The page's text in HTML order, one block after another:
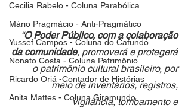
Cecilia Rabelo - Coluna Parabólica
Mário Pragmácio - Anti-Pragmático
Yussef Campos - Coluna do Cafundó
Nonato Costa - Coluna Patrimônio
Ricardo Oriá -Contador de Histórias
Anita Mattes - Coluna Giramundo
“O Poder Público, com a colaboração
da comunidade, promoverá e protegerá
o patrimônio cultural brasileiro, por
meio de inventários, registros,
vigilância, tombamento e